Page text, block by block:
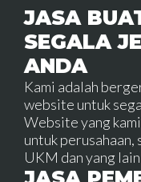
JASA
SEGALA
ANDA
Kami adalah
website untuk
Website yang
untuk perusahaan,
UKM dan yang